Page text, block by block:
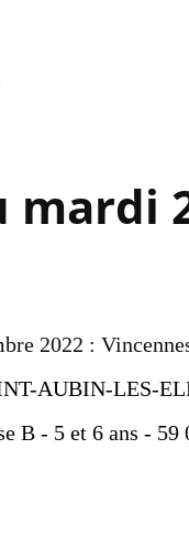
2022 :
AUBIN-LES-
B - 5 et 6 ans -